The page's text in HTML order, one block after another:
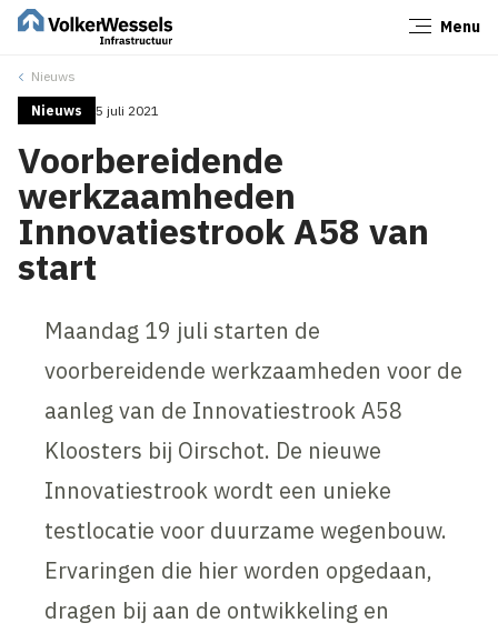
Menu
Nieuws
Nieuws 5 juli 2021
Voorbereidende
werkzaamheden
Innovatiestrook A58 van
start
Maandag 19 juli starten de
voorbereidende werkzaamheden voor de
aanleg van de Innovatiestrook A58
Kloosters bij Oirschot. De nieuwe
Innovatiestrook wordt een unieke
testlocatie voor duurzame wegenbouw.
Ervaringen die hier worden opgedaan,
dragen bij aan de ontwikkeling en
Sluiten